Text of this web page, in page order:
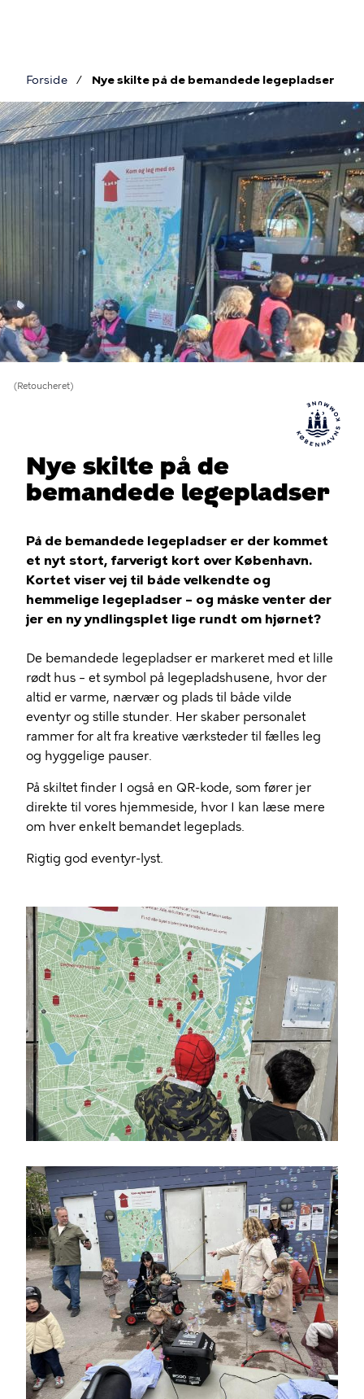
Brødkrumme
Forside Nye skilte på de bemandede legepladser
(Retoucheret)
Nye skilte på de
bemandede legepladser
På de bemandede legepladser er der kommet
et nyt stort, farverigt kort over København.
Kortet viser vej til både velkendte og
hemmelige legepladser – og måske venter der
jer en ny yndlingsplet lige rundt om hjørnet?
De bemandede legepladser er markeret med et lille
rødt hus – et symbol på legepladshusene, hvor der
altid er varme, nærvær og plads til både vilde
eventyr og stille stunder. Her skaber personalet
rammer for alt fra kreative værksteder til fælles leg
og hyggelige pauser.
På skiltet finder I også en QR-kode, som fører jer
direkte til vores hjemmeside, hvor I kan læse mere
om hver enkelt bemandet legeplads.
Rigtig god eventyr-lyst.